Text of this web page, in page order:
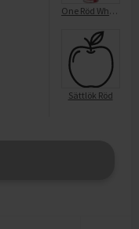
One Röd White Portion Stock
Sättlök Röd